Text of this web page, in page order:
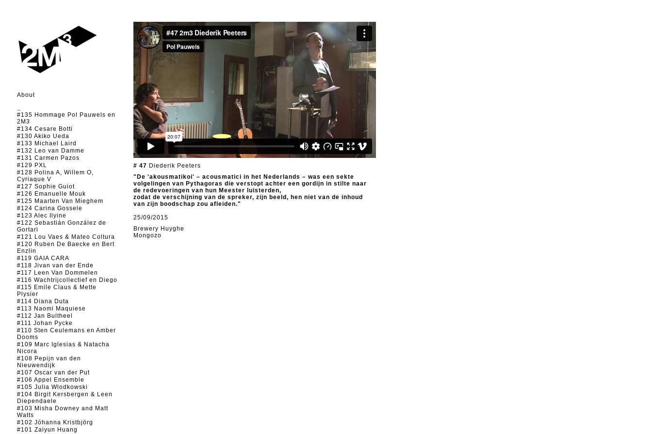
About
#135 Hommage Pol Pauwels en
2M3
#134 Cesare Botti
#130 Akiko Ueda
#133 Michael Laird
#132 Leo van Damme
#131 Carmen Pazos
#129 PXL
#128 Polina A, Willem O,
Cyriaque V
#127 Sophie Guiot
#126 Emanuelle Mouk
#125 Maarten Van Mieghem
#124 Carina Gossele
#123 Alec Ilyine
#122 Sebastián González de
Gortari
#121 Lou Vaes & Mateo Coltura
#120 Ruben De Baecke en Bert
Enzlin
#119 GAIA CARA
#118 Jivan van der Ende
#117 Leen Van Dommelen
#116 Wachtrijcollectief en Diego
#115 Emile Claus & Mette
Plysier
#114 Diana Duta
#113 Naomi Maquiese
#112 Jan Bultheel
#111 Johan Pycke
#110 Sten Ceulemans en Amber
Dooms
#109 Marc Iglesias & Natacha
Nicora
#108 Pepijn van den
Nieuwendijk
#107 Oscar van der Put
#106 Appel Ensemble
#105 Julia Wlodkowski
#104 Birgit Kersbergen & Leen
Diependaele
#103 Misha Downey and Matt
Watts
#102 Jóhanna Kristbjörg
#101 Zaiyun Huang
# 47 Diederik Peeters
"De 'akousmatikoi' – acousmatici in het Nederlands – was een sekte
volgelingen van Pythagoras die verstopt achter een gordijn in stilte naar
de redevoeringen van hun Meester luisterden,
zodat de verschijning van de spreker, zijn beeld, hen niet van de inhoud
van zijn boodschap zou afleiden."
25/09/2015
Brewery Huyghe
Mongozo